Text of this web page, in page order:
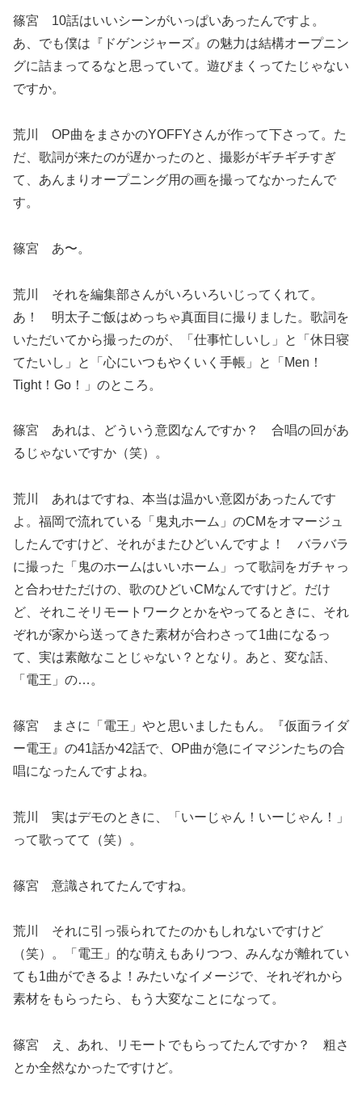
篠宮 10話はいいシーンがいっぱいあったんですよ。
あ、でも僕は『ドゲンジャーズ』の魅力は結構オープニン
グに詰まってるなと思っていて。遊びまくってたじゃない
ですか。
荒川 OP曲をまさかのYOFFYさんが作って下さって。た
だ、歌詞が来たのが遅かったのと、撮影がギチギチすぎ
て、あんまりオープニング用の画を撮ってなかったんで
す。
篠宮 あ〜。
荒川 それを編集部さんがいろいろいじってくれて。
あ！ 明太子ご飯はめっちゃ真面目に撮りました。歌詞を
いただいてから撮ったのが、「仕事忙しいし」と「休日寝
てたいし」と「心にいつもやくいく手帳」と「Men！
Tight！Go！」のところ。
篠宮 あれは、どういう意図なんですか？ 合唱の回があ
るじゃないですか（笑）。
荒川 あれはですね、本当は温かい意図があったんです
よ。福岡で流れている「鬼丸ホーム」のCMをオマージュ
したんですけど、それがまたひどいんですよ！ バラバラ
に撮った「鬼のホームはいいホーム」って歌詞をガチャっ
と合わせただけの、歌のひどいCMなんですけど。だけ
ど、それこそリモートワークとかをやってるときに、それ
ぞれが家から送ってきた素材が合わさって1曲になるっ
て、実は素敵なことじゃない？となり。あと、変な話、
「電王」の…。
篠宮 まさに「電王」やと思いましたもん。『仮面ライダ
ー電王』の41話か42話で、OP曲が急にイマジンたちの合
唱になったんですよね。
荒川 実はデモのときに、「いーじゃん！いーじゃん！」
って歌ってて（笑）。
篠宮 意識されてたんですね。
荒川 それに引っ張られてたのかもしれないですけど
（笑）。「電王」的な萌えもありつつ、みんなが離れてい
ても1曲ができるよ！みたいなイメージで、それぞれから
素材をもらったら、もう大変なことになって。
篠宮 え、あれ、リモートでもらってたんですか？ 粗さ
とか全然なかったですけど。